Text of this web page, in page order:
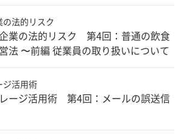
法的リスク
業の法的リスク 第4回：普通の飲食
法 〜前編 従業員の取り扱いについて
ジ活用術
ージ活用術 第4回：メールの誤送信